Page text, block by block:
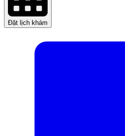
Đặt lịch khám